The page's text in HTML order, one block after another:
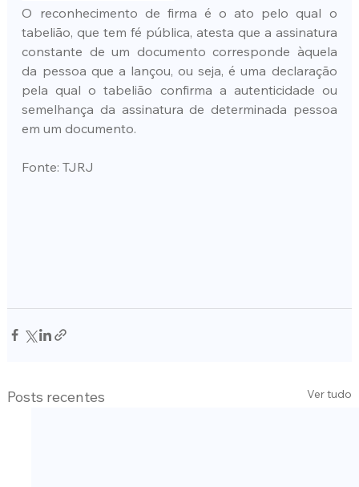
O reconhecimento de firma é o ato pelo qual o
tabelião, que tem fé pública, atesta que a assinatura
constante de um documento corresponde àquela
da pessoa que a lançou, ou seja, é uma declaração
pela qual o tabelião confirma a autenticidade ou
semelhança da assinatura de determinada pessoa
em um documento.
Fonte: TJRJ
Posts recentes Ver tudo